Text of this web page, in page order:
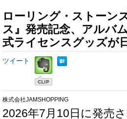
ローリング・ストーン
ス』発売記念、アルバ
式ライセンスグッズが
ツイート
株式会社JAMSHOPPING
2026年7月10日に発売